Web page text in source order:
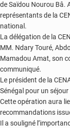
de Saïdou Nourou Bâ.
représentants de la
national.
La délégation de la
MM. Ndary Touré,
Mamadou Amat, son
communiqué.
Le président de la
Sénégal pour un
Cette opération aura
recommandations
Il a souligné